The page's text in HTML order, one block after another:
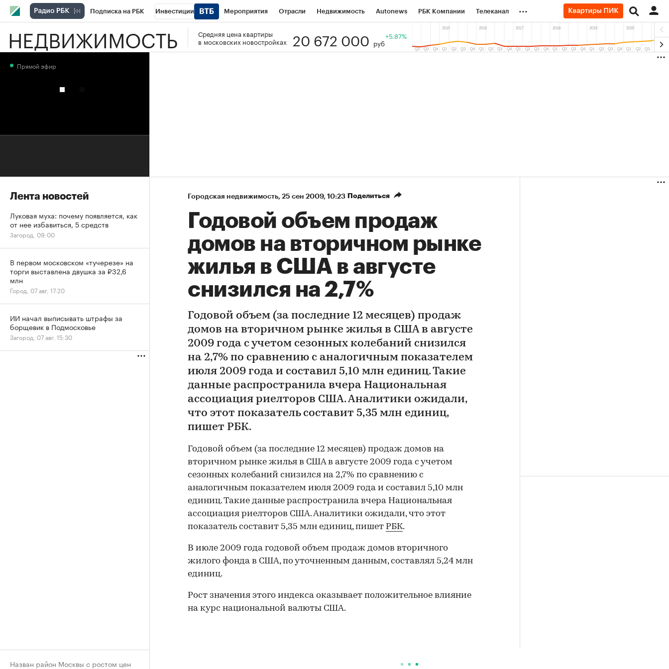
Подписка на РБК Инвестиции Мероприятия Отрасли Недвижимость Autonews РБК Компании Телеканал
РБК Вино Спорт Школа управления РБК РБК Образование Тренды
...
НЕДВИЖИМОСТЬ
Средняя цена квартиры
в московских новостройках
20 672 000 руб
+5.87%
Городская недвижимость⁠, 25 сен 2009, 10:23 Поделиться
Годовой объем продаж
домов на вторичном рынке
жилья в США в августе
снизился на 2,7%
Годовой объем (за последние 12 месяцев) продаж
домов на вторичном рынке жилья в США в августе
2009 года с учетом сезонных колебаний снизился
на 2,7% по сравнению с аналогичным показателем
июля 2009 года и составил 5,10 млн единиц. Такие
данные распространила вчера Национальная
ассоциация риелторов США. Аналитики ожидали,
что этот показатель составит 5,35 млн единиц,
пишет РБК.
Годовой объем (за последние 12 месяцев) продаж домов на
вторичном рынке жилья в США в августе 2009 года с учетом
сезонных колебаний снизился на 2,7% по сравнению с
аналогичным показателем июля 2009 года и составил 5,10 млн
единиц. Такие данные распространила вчера Национальная
ассоциация риелторов США. Аналитики ожидали, что этот
показатель составит 5,35 млн единиц, пишет РБК.
В июле 2009 года годовой объем продаж домов вторичного
жилого фонда в США, по уточненным данным, составлял 5,24 млн
единиц.
Рост значения этого индекса оказывает положительное влияние
на курс национальной валюты США.
Прямой эфир
Лента новостей
Луковая муха: почему появляется, как
от нее избавиться, 5 средств
Загород, 09:00
В первом московском «тучерезе» на
торги выставлена двушка за ₽32,6
млн
Город, 07 авг, 17:20
ИИ начал выписывать штрафы за
борщевик в Подмосковье
Загород, 07 авг, 15:30
Назван район Москвы с ростом цен